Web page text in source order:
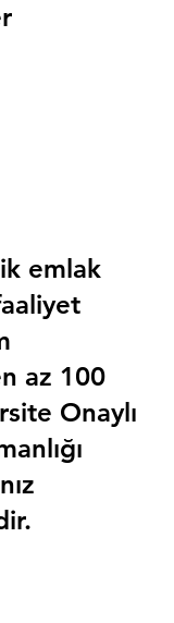
emlak
az 100
Onaylı